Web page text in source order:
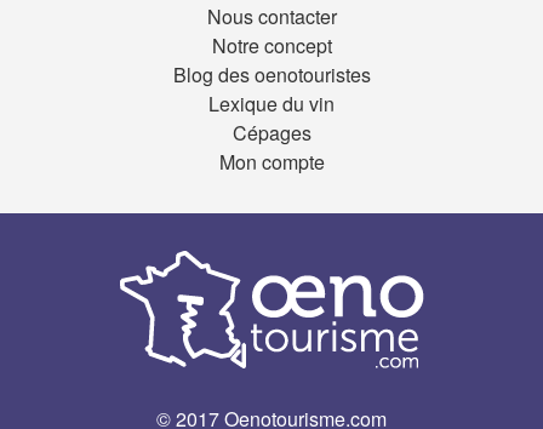
Nous contacter
Notre concept
Blog des oenotouristes
Lexique du vin
Cépages
Mon compte
© 2017 Oenotourisme.com